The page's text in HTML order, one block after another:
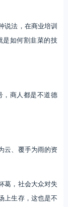
说法，在商业培训
是如何割韭菜的技
，商人都是不道德
云、覆手为雨的资
葛，社会大众对失
上生存，这也是不